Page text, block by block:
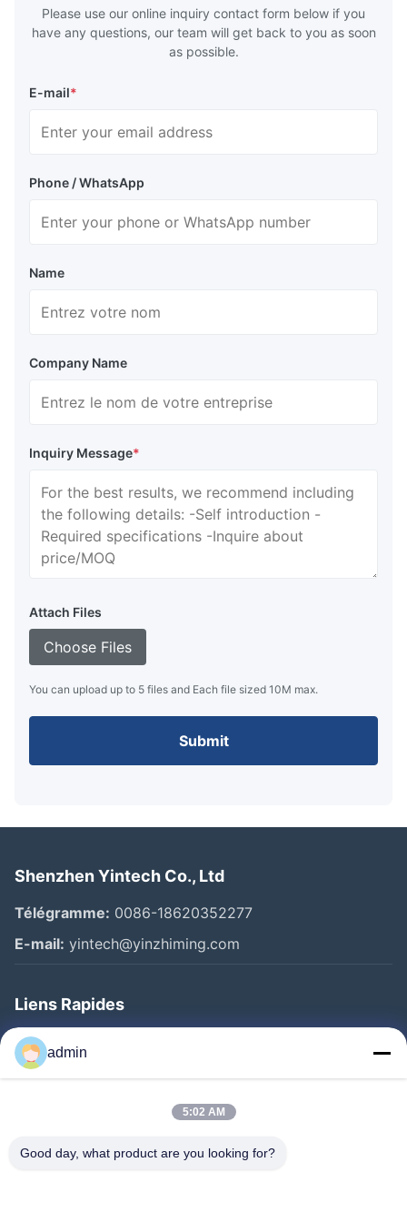
Please use our online inquiry contact form below if you
have any questions, our team will get back to you as soon
as possible.
E-mail*
Phone / WhatsApp
Name
Company Name
Inquiry Message*
Attach Files
Choose Files
You can upload up to 5 files and Each file sized 10M max.
Submit
Shenzhen Yintech Co., Ltd
Télégramme: 0086-18620352277
E-mail: yintech@yinzhiming.com
Liens Rapides
Maison
Produits
Visite D'usine
admin
5:02 AM
Good day, what product are you looking for?